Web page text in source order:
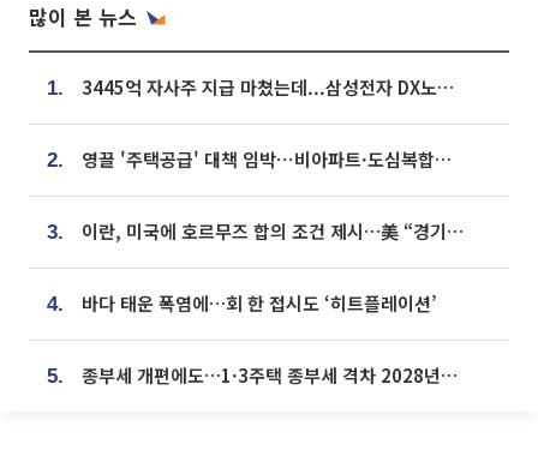
많이 본 뉴스
1. 3445억 자사주 지급 마쳤는데...삼성전자 DX노조, 뒤늦은 '떼쓰기 집회'
2. 영끌 '주택공급' 대책 임박⋯비아파트·도심복합까지 총동원
3. 이란, 미국에 호르무즈 합의 조건 제시…美 “경기 아직 안 끝나” [종합]
4. 바다 태운 폭염에…회 한 접시도 ‘히트플레이션’
5. 종부세 개편에도…1·3주택 종부세 격차 2028년부터 확대